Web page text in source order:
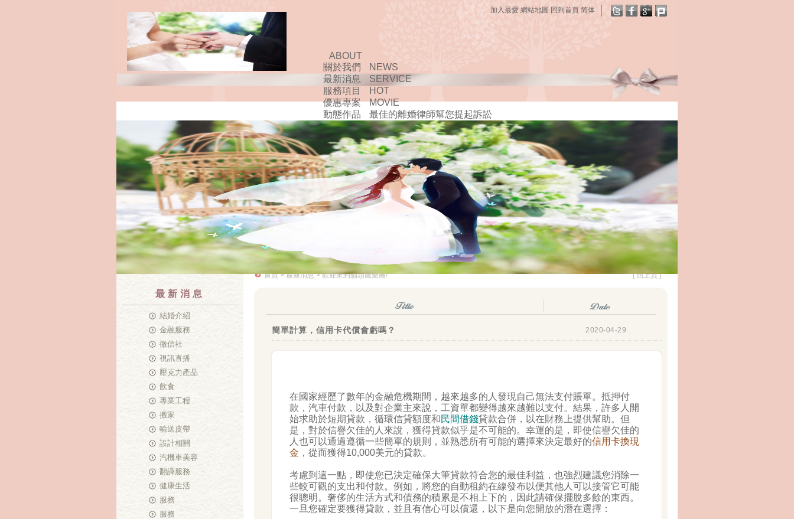
加入最愛 網站地圖 回到首頁 简体
ABOUT
關於我們
NEWS
最新消息
SERVICE
服務項目
HOT
優惠專案
MOVIE
動態作品
最佳的離婚律師幫您提起訴訟
最新消息
結婚介紹
金融服務
徵信社
視訊直播
壓克力產品
飲食
專業工程
搬家
輸送皮帶
設計相關
汽機車美容
翻譯服務
健康生活
服務
服務
首頁>最新消息> 歡迎來到貓頭鷹樂團! [ 回上頁 ]
簡單計算，信用卡代償會虧嗎？ 2020-04-29
在國家經歷了數年的金融危機期間，越來越多的人發現自己無法支付賬單。抵押付
款，汽車付款，以及對企業主來說，工資單都變得越來越難以支付。結果，許多人開
始求助於短期貸款，循環信貸額度和民間借錢貸款合併，以在財務上提供幫助。但
是，對於信譽欠佳的人來說，獲得貸款似乎是不可能的。幸運的是，即使信譽欠佳的
人也可以通過遵循一些簡單的規則，並熟悉所有可能的選擇來決定最好的信用卡換現
金 ，從而獲得10,000美元的貸款。
考慮到這一點，即使您已決定確保大筆貸款符合您的最佳利益，也強烈建議您消除一
些較可觀的支出和付款。例如，將您的自動租約在線發布以便其他人可以接管它可能
很聰明。奢侈的生活方式和債務的積累是不相上下的，因此請確保擺脫多餘的東西。
一旦您確定要獲得貸款，並且有信心可以償還，以下是向您開放的潛在選擇：